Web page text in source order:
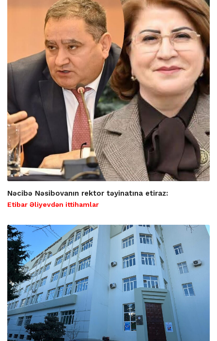
Nəcibə Nəsibovanın rektor təyinatına etiraz:
Etibar Əliyevdən ittihamlar